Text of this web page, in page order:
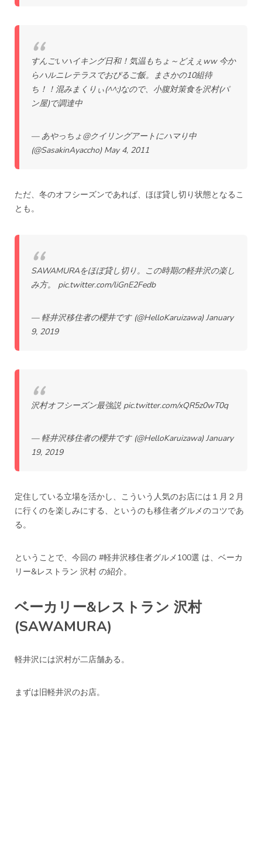
すんごいハイキング日和！気温もちょ～どえぇww 今か
らハルニレテラスでおぴるご飯。まさかの10組待
ち！！混みまくりぃ(^^;)なので、小腹対策食を沢村(パ
ン屋)で調達中
— あやっちょ@クイリングアートにハマり中
(@SasakinAyaccho) May 4, 2011
ただ、冬のオフシーズンであれば、ほぼ貸し切り状態となるこ
とも。
SAWAMURAをほぼ貸し切り。この時期の軽井沢の楽し
み方。 pic.twitter.com/liGnE2Fedb
— 軽井沢移住者の櫻井です (@HelloKaruizawa)January
9, 2019
沢村オフシーズン最強説 pic.twitter.com/xQR5z0wT0q
— 軽井沢移住者の櫻井です (@HelloKaruizawa)January
19, 2019
定住している立場を活かし、こういう人気のお店には１月２月
に行くのを楽しみにする、というのも移住者グルメのコツであ
る。
ということで、今回の #軽井沢移住者グルメ100選 は、ベーカ
リー&レストラン 沢村 の紹介。
ベーカリー&レストラン 沢村
(SAWAMURA)
軽井沢には沢村が二店舗ある。
まずは旧軽井沢のお店。